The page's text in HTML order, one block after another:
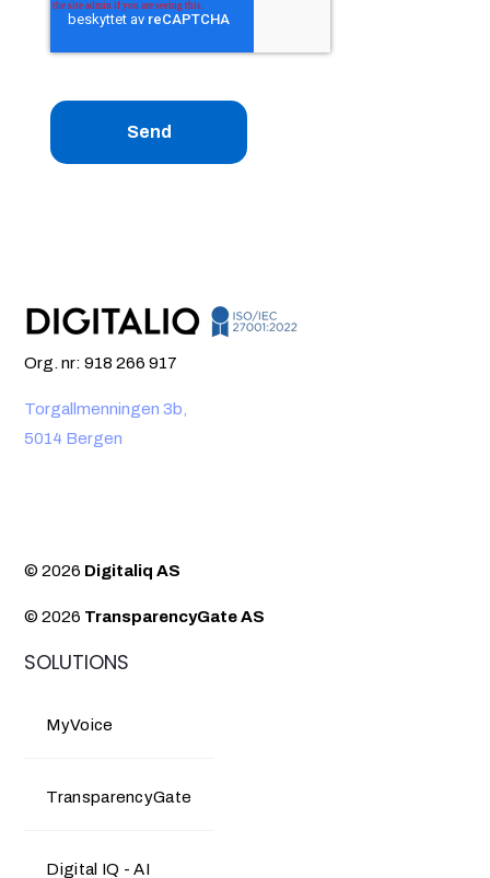
Org. nr: 918 266 917
Torgallmenningen 3b,
5014 Bergen
© 2026 Digitaliq AS
© 2026 TransparencyGate AS
SOLUTIONS
MyVoice
TransparencyGate
Digital IQ - AI